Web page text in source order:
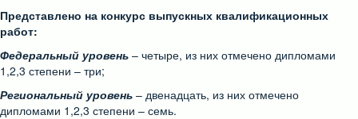
Представлено на конкурс выпускных квалификационных
работ:
Федеральный уровень – четыре, из них отмечено дипломами
1,2,3 степени – три;
Региональный уровень – двенадцать, из них отмечено
дипломами 1,2,3 степени – семь.